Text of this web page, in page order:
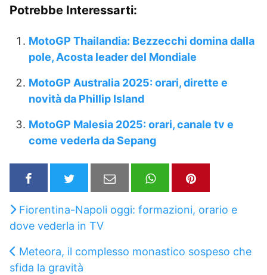
Potrebbe Interessarti:
MotoGP Thailandia: Bezzecchi domina dalla
pole, Acosta leader del Mondiale
MotoGP Australia 2025: orari, dirette e
novità da Phillip Island
MotoGP Malesia 2025: orari, canale tv e
come vederla da Sepang
Fiorentina-Napoli oggi: formazioni, orario e
dove vederla in TV
Meteora, il complesso monastico sospeso che
sfida la gravità